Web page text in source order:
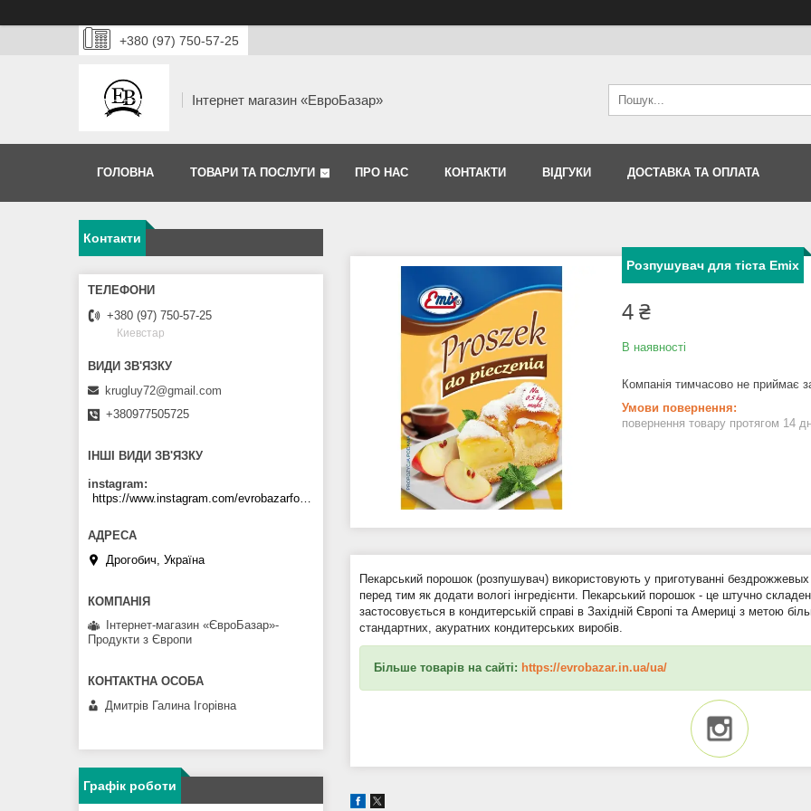
+380 (97) 750-57-25
Інтернет магазин «ЕвроБазар»
ГОЛОВНА ТОВАРИ ТА ПОСЛУГИ ПРО НАС КОНТАКТИ ВІДГУКИ ДОСТАВКА ТА ОПЛАТА
Розпушувач для тіста Emix
4 ₴
В наявності
Компанія тимчасово не приймає
повернення товару протягом 14
Пекарський порошок (розпушувач) використовують у приготуванні
перед тим як додати вологі інгредієнти. Пекарський порошок - це штучно
застосовується в кондитерській справі в Західній Європі та Америці з метою
стандартних, акуратних кондитерських виробів.
Більше товарів на сайті: https://evrobazar.in.ua/ua/
Контакти
+380 (97) 750-57-25
Киевстар
krugluy72@gmail.com
+380977505725
ІНШІ ВИДИ ЗВ'ЯЗКУ
instagram
https://www.instagram.com/evrobazarfood/
Дрогобич, Україна
Інтернет-магазин «ЄвроБазар»-
Продукти з Європи
Дмитрів Галина Ігорівна
Графік роботи